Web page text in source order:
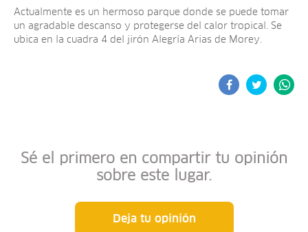
Actualmente es un hermoso parque donde se puede tomar
un agradable descanso y protegerse del calor tropical. Se
ubica en la cuadra 4 del jirón Alegría Arias de Morey.
Sé el primero en compartir tu opinión
sobre este lugar.
Deja tu opinión